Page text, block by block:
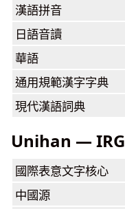
漢語拼音
日語音讀
華語
通用規範漢字字典
現代漢語詞典
Unihan —
國際表意文字核心
中國源